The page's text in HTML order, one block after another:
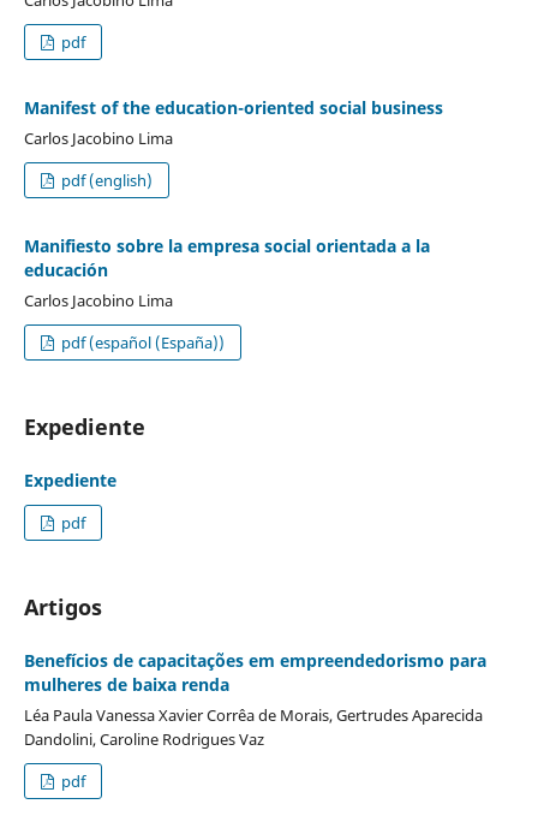
pdf
Manifest of the education-oriented social business
Carlos Jacobino Lima
pdf (english)
Manifiesto sobre la empresa social orientada a la
educación
Carlos Jacobino Lima
pdf (español (España))
Expediente
Expediente
pdf
Artigos
Benefícios de capacitações em empreendedorismo para
mulheres de baixa renda
Léa Paula Vanessa Xavier Corrêa de Morais, Gertrudes Aparecida
Dandolini, Caroline Rodrigues Vaz
pdf